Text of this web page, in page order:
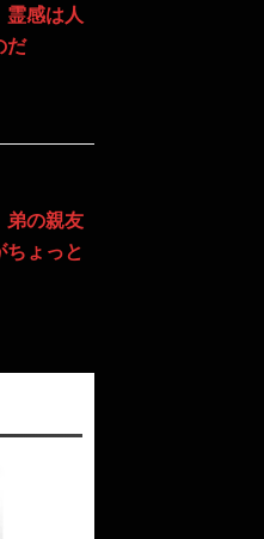
霊感は人
だ
弟の親友
ちょっと